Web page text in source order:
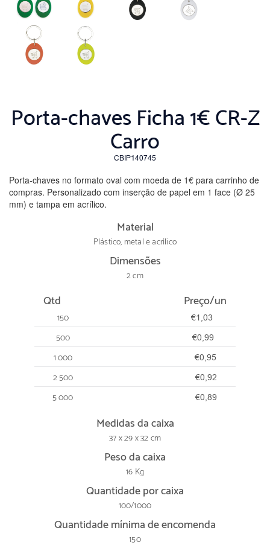
Porta-chaves Ficha 1€ CR-Z
Carro
CBIP140745
Porta-chaves no formato oval com moeda de 1€ para carrinho de
compras. Personalizado com inserção de papel em 1 face (Ø 25
mm) e tampa em acrílico.
Material
Plástico, metal e acrílico
Dimensões
2 cm
Qtd Preço/un
150 €1,03
500 €0,99
1 000 €0,95
2 500 €0,92
5 000 €0,89
Medidas da caixa
37 x 29 x 32 cm
Peso da caixa
16 Kg
Quantidade por caixa
100/1000
Quantidade mínima de encomenda
150